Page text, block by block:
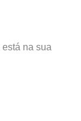
na sua